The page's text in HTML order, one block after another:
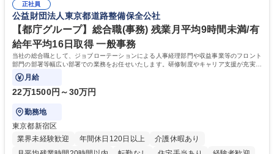
るので安心して入行いただけます。 幅広いキャリアの選択肢があり、公募
や社内副業等を活用し、 一人ひとりが挑戦できるカルチャーが浸透してい
ます。 学歴・資格 学歴：大学院 大学 高専 短大 専修学校 高校 語学力：
資格：
正社員
公益財団法人東京都道路整備保全公社
【都庁グループ】総合職(事務) 残業月平均9時間未満/有
給年平均16日取得 一般事務
当社の総合職として、ジョブローテーションによる人事経理部門や収益事業等のフロント
部門の部署等幅広い部署での業務をお任せいたします。研修制度やキャリア支援が充実し
ております！ ※下記業務詳細
月給
22万1500円～30万円
勤務地
東京都新宿区
業界未経験歓迎
年間休日120日以上
介護休暇あり